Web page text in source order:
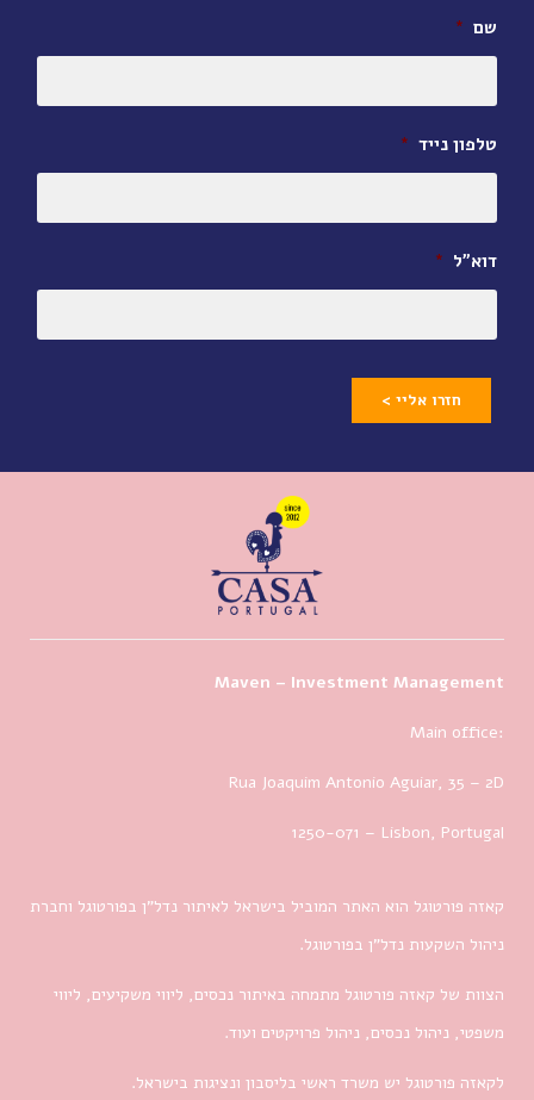
שם *
טלפון נייד *
דוא״ל *
חזרו אליי >
Maven – Investment Management
Main office:
Rua Joaquim Antonio Aguiar, 35 – 2D
1250-071 – Lisbon, Portugal
קאזה פורטוגל הוא האתר המוביל בישראל לאיתור נדל”ן בפורטוגל וחברת
ניהול השקעות נדל”ן בפורטוגל.
הצוות של קאזה פורטוגל מתמחה באיתור נכסים, ליווי משקיעים, ליווי
משפטי, ניהול נכסים, ניהול פרויקטים ועוד.
לקאזה פורטוגל יש משרד ראשי בליסבון ונציגות בישראל.